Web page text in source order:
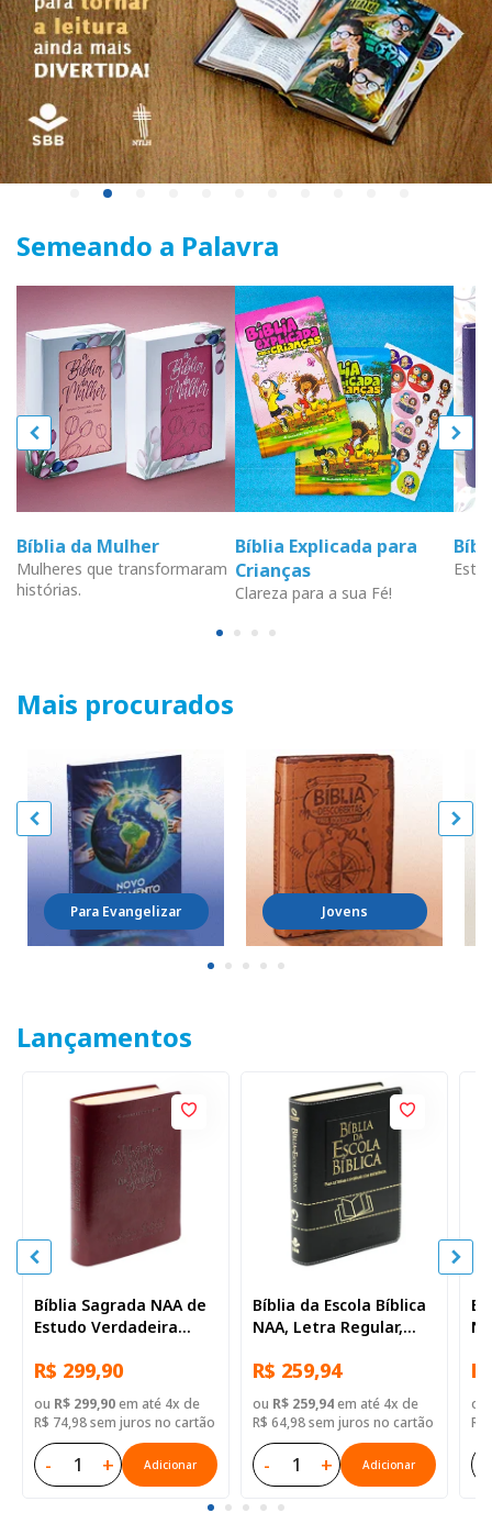
Semeando a Palavra
Bíblia da Mulher
Mulheres que transformaram
histórias.
Bíblia Explicada para
Crianças
Clareza para a sua Fé!
Mais procurados
Para Evangelizar Jovens
Lançamentos
Bíblia Sagrada NAA de
Estudo Verdadeira
Regular, com mapa,
Capa Couro Sintético
Ilustrada Marrom
R$ 299,90
ou R$ 299,90em até 4x de
R$ 74,98 sem juros no cartão
- + Adicionar
Bíblia da Escola Bíblica
NAA, Letra Regular,
Sintético Preta
R$ 259,94
ou R$ 259,94em até 4x de
R$ 64,98 sem juros no cartão
- + Adicionar
ou
R$